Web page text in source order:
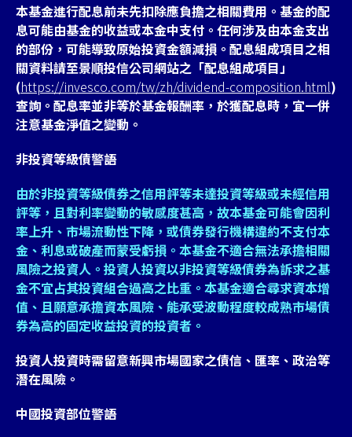
本基金進行配息前未先扣除應負擔之相關費用。基金的配
息可能由基金的收益或本金中支付。任何涉及由本金支出
的部份，可能導致原始投資金額減損。配息組成項目之相
關資料請至景順投信公司網站之「配息組成項目」
(https://invesco.com/tw/zh/dividend-composition.html)
查詢。配息率並非等於基金報酬率，於獲配息時，宜一併
注意基金淨值之變動。
非投資等級債警語
由於非投資等級債券之信用評等未達投資等級或未經信用
評等，且對利率變動的敏感度甚高，故本基金可能會因利
率上升、市場流動性下降，或債券發行機構違約不支付本
金、利息或破產而蒙受虧損。本基金不適合無法承擔相關
風險之投資人。投資人投資以非投資等級債券為訴求之基
金不宜占其投資組合過高之比重。本基金適合尋求資本增
值、且願意承擔資本風險、能承受波動程度較成熟市場債
券為高的固定收益投資的投資者。
投資人投資時需留意新興市場國家之債信、匯率、政治等
潛在風險。
中國投資部位警語